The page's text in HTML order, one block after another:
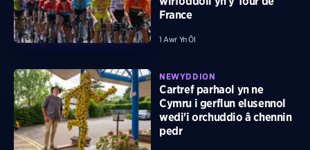
France
1 Awr Yn Ôl
NEWYDDION
Cartref parhaol yn ne
Cymru i gerflun elusennol
wedi'i orchuddio â chennin
pedr